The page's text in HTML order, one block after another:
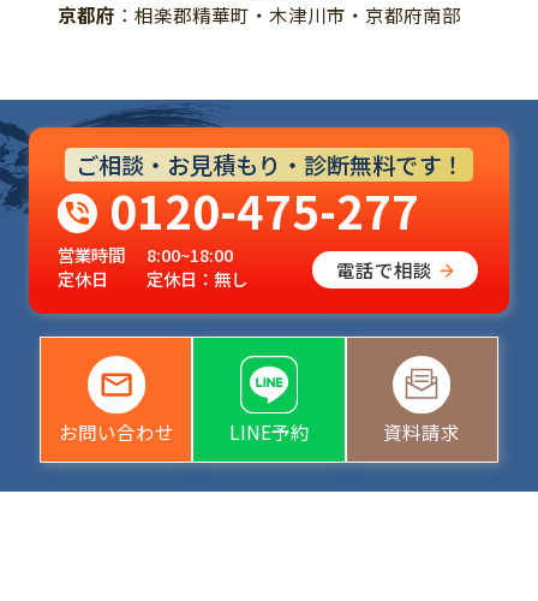
京都府 ：相楽郡精華町・木津川市・京都府南部
ご相談・お見積もり・診断無料です！
0120-475-277
営業時間
8:00~18:00
定休日
定休日：無し 電話で相談
お問い合わせ LINE予約 資料請求